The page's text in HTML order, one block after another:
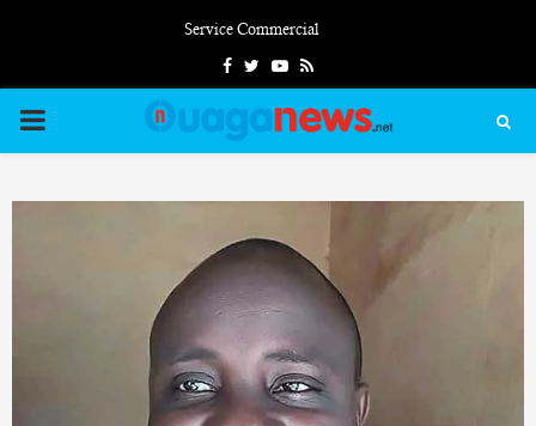
Service Commercial
FacebookTwitterYoutube
Rss
PRIMARY